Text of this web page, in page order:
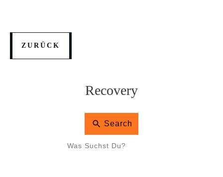
ZURÜCK
Recovery
Search